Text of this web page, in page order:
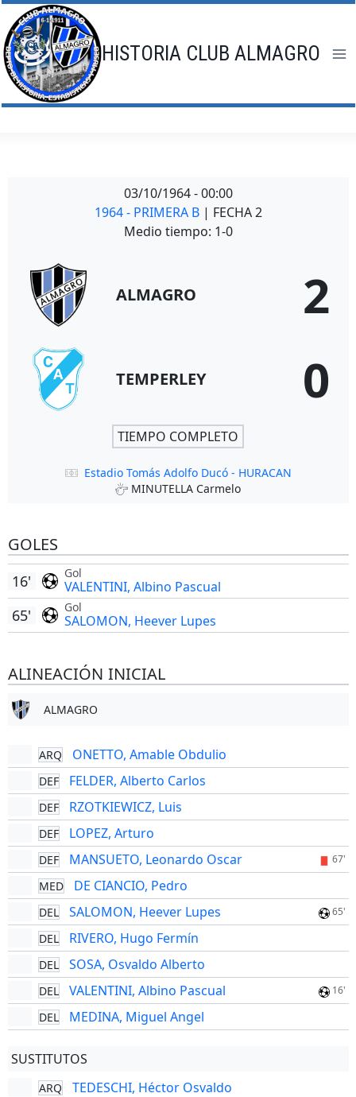
Saltar
al
contenido
HISTORIA CLUB ALMAGRO
03/10/1964 - 00:00
1964 - PRIMERA B | FECHA 2
Medio tiempo: 1-0
ALMAGRO 2
TEMPERLEY 0
TIEMPO COMPLETO
Estadio Tomás Adolfo Ducó - HURACAN
MINUTELLA Carmelo
GOLES
Gol
VALENTINI, Albino Pascual
16'
Gol
SALOMON, Heever Lupes
65'
ALINEACIÓN INICIAL
ALMAGRO
ARQ ONETTO, Amable Obdulio
DEF FELDER, Alberto Carlos
DEF RZOTKIEWICZ, Luis
DEF LOPEZ, Arturo
DEF MANSUETO, Leonardo Oscar 67'
MED DE CIANCIO, Pedro
DEL SALOMON, Heever Lupes 65'
DEL RIVERO, Hugo Fermín
DEL SOSA, Osvaldo Alberto
DEL VALENTINI, Albino Pascual 16'
DEL MEDINA, Miguel Angel
SUSTITUTOS
ARQ TEDESCHI, Héctor Osvaldo